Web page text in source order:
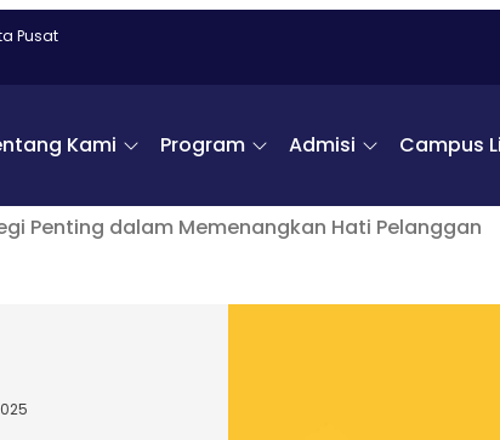
Pusat
Kami Program Admisi Campus
Penting dalam Memenangkan Hati Pelanggan